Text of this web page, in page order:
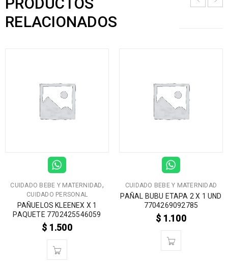
RELACIONADOS
CUIDADO BEBE Y MATERNIDAD,
CUIDADO PERSONAL
PAÑUELOS KLEENEX X 1
PAQUETE 7702425546059
$ 1.500
CUIDADO BEBE Y MATERNIDAD
PAÑAL BUBU ETAPA 2 X 1 UND
7704269092785
$ 1.100